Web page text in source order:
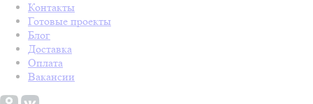
Контакты
Готовые проекты
Блог
Доставка
Оплата
Вакансии